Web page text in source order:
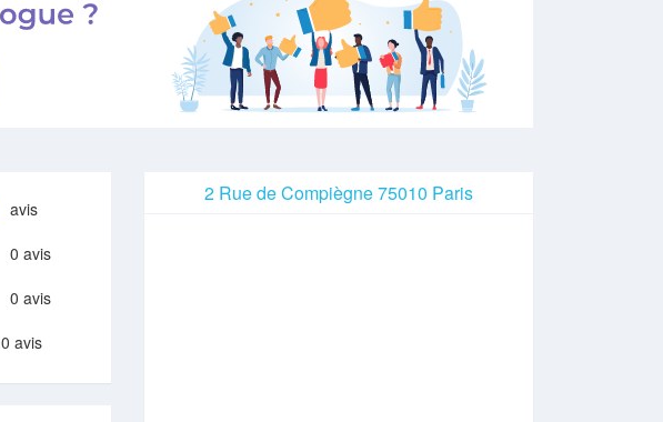
avis
0 avis
0 avis
0 avis
2 Rue de Compiègne 75010 Paris